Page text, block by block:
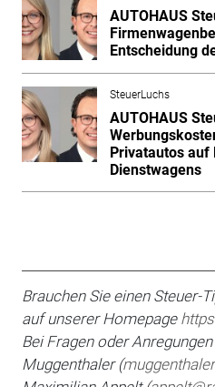
AUTOHAUS
Entscheidung
SteuerLuchs
AUTOHAUS
Privatautos auf
Dienstwagens
Brauchen Sie einen Steuer-
auf unserer Homepage
Bei Fragen oder
Muggenthaler (